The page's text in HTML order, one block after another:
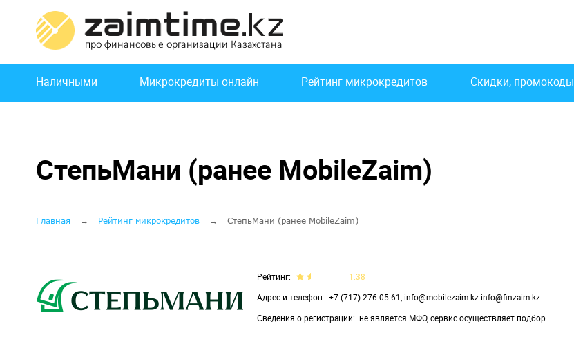
основному
содержанию
Основная
навигация
Наличными Микрокредиты онлайн Рейтинг микрокредитов Скидки, промокоды
СтепьМани (ранее MobileZaim)
Строка
Главная Рейтинг микрокредитов СтепьМани (ранее MobileZaim)
Рейтинг
1.38
Адрес и телефон
+7 (717) 276-05-61, info@mobilezaim.kz info@finzaim.kz
Сведения о регистрации
не является МФО, сервис осуществляет подбор